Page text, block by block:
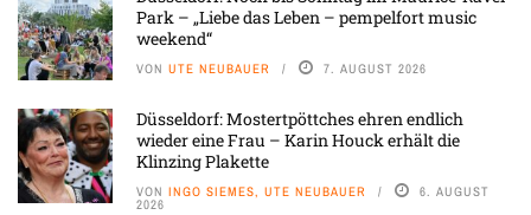
Park – „Liebe das Leben – pempelfort music
weekend“
VON UTE NEUBAUER 7. AUGUST 2026
Düsseldorf: Mostertpöttches ehren endlich
wieder eine Frau – Karin Houck erhält die
Klinzing Plakette
VON INGO SIEMES, UTE NEUBAUER 6. AUGUST
2026